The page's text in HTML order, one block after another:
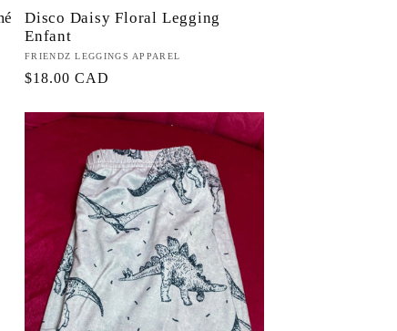
Disco Daisy Floral Legging
Enfant
Fournisseur :
FRIENDZ LEGGINGS APPAREL
Prix
$18.00 CAD